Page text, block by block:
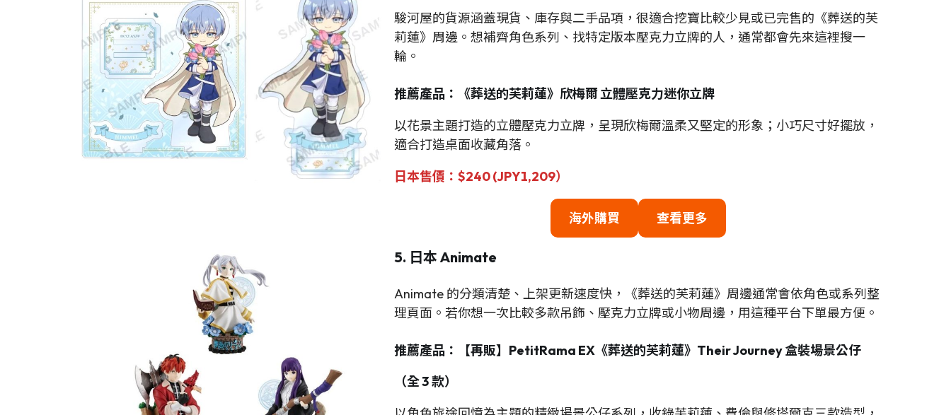
駿河屋的貨源涵蓋現貨、庫存與二手品項，很適合挖寶比較少見或已完售的《葬送的芙
莉蓮》周邊。想補齊角色系列、找特定版本壓克力立牌的人，通常都會先來這裡搜一
輪。
推薦產品：《葬送的芙莉蓮》欣梅爾 立體壓克力迷你立牌
以花景主題打造的立體壓克力立牌，呈現欣梅爾溫柔又堅定的形象；小巧尺寸好擺放，
適合打造桌面收藏角落。
日本售價：$240 (JPY1,209）
海外購買 查看更多
5. 日本 Animate
Animate 的分類清楚、上架更新速度快，《葬送的芙莉蓮》周邊通常會依角色或系列整
理頁面。若你想一次比較多款吊飾、壓克力立牌或小物周邊，用這種平台下單最方便。
推薦產品：【再販】PetitRama EX《葬送的芙莉蓮》Their Journey 盒裝場景公仔
（全 3 款）